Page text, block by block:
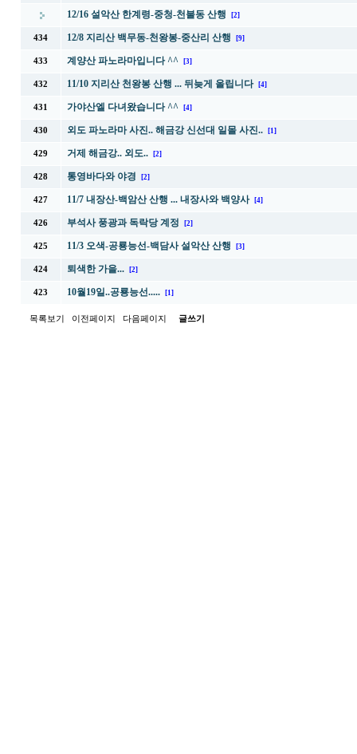
12/16 설악산 한계령-중청-천불동 산행 [2]
434 12/8 지리산 백무동-천왕봉-중산리 산행 [9]
433 계양산 파노라마입니다 ^^ [3]
432 11/10 지리산 천왕봉 산행 ... 뒤늦게 올립니다 [4]
431 가야산엘 다녀왔습니다 ^^ [4]
430 외도 파노라마 사진.. 해금강 신선대 일몰 사진.. [1]
429 거제 해금강.. 외도.. [2]
428 통영바다와 야경 [2]
427 11/7 내장산-백암산 산행 ... 내장사와 백양사 [4]
426 부석사 풍광과 독락당 계정 [2]
425 11/3 오색-공룡능선-백담사 설악산 산행 [3]
424 퇴색한 가을... [2]
423 10월19일..공룡능선..... [1]
목록보기 이전페이지 다음페이지 글쓰기